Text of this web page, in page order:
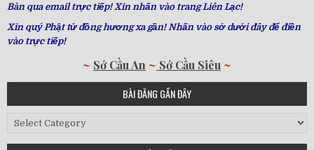
Bàn qua email trực tiếp! Xin nhấn vào trang Liên Lạc!
Xin quý Phật tử đồng hương xa gần! Nhấn vào sớ dưới đây để điền
vào trực tiếp!
~ Sớ Cầu An ~ Sớ Cầu Siêu ~
BÀI ĐĂNG GẦN ĐÂY
Bài
Gần